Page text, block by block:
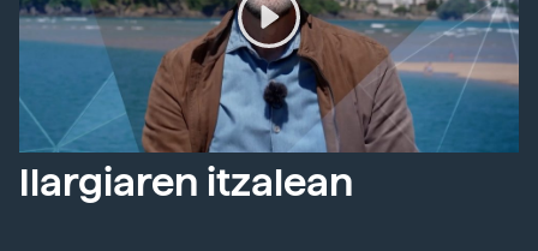
Ilargiaren itzalean